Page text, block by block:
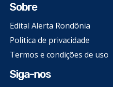
Sobre
Edital Alerta Rondônia
Politica de privacidade
Termos e condições de uso
Siga-nos